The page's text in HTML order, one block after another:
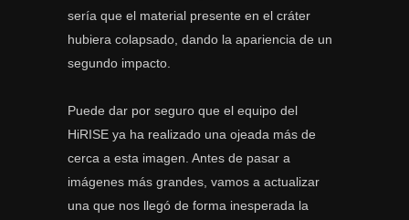
sería que el material presente en el cráter
hubiera colapsado, dando la apariencia de un
segundo impacto.
Puede dar por seguro que el equipo del
HiRISE ya ha realizado una ojeada más de
cerca a esta imagen. Antes de pasar a
imágenes más grandes, vamos a actualizar
una que nos llegó de forma inesperada la